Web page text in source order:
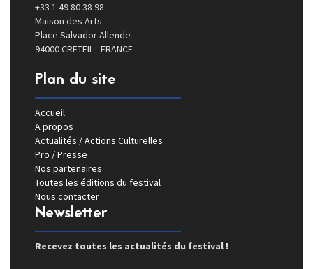
+33 1 49 80 38 98
Maison des Arts
Place Salvador Allende
94000 CRETEIL - FRANCE
Plan du site
Accueil
A propos
Actualités / Actions Culturelles
Pro / Presse
Nos partenaires
Toutes les éditions du festival
Nous contacter
Newsletter
Recevez toutes les actualités du festival !